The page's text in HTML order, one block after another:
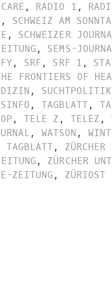
, RADIO 1,
, SCHWEIZ AM
, SCHWEIZER
, SEMS-
, SRF, SRF 1,
FRONTIERS OF
, SUCHTPOLITIK
, TAGBLATT,
, TELE Z, TELEZ,
, WATSON,
TAGBLATT,
, ZÜRCHER
ZEITUNG, ZÜRIOST